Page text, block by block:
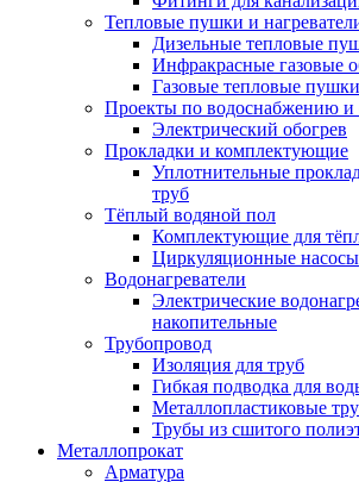
Тепловые пушки и
Дизельные тепловые
Инфракрасные газовые
Газовые тепловые пушки
Проекты по водоснабжению
Электрический обогрев
Прокладки и комплектующие
Уплотнительные
труб
Тёплый водяной пол
Комплектующие для
Циркуляционные насосы
Водонагреватели
Электрические
накопительные
Трубопровод
Изоляция для труб
Гибкая подводка для
Металлопластиковые
Трубы из сшитого
Металлопрокат
Арматура